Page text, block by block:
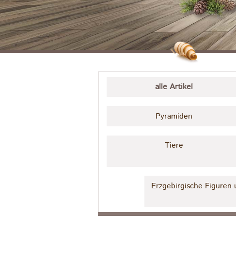
alle Artikel
Pyramiden
Tiere
Erzgebirgische Figuren